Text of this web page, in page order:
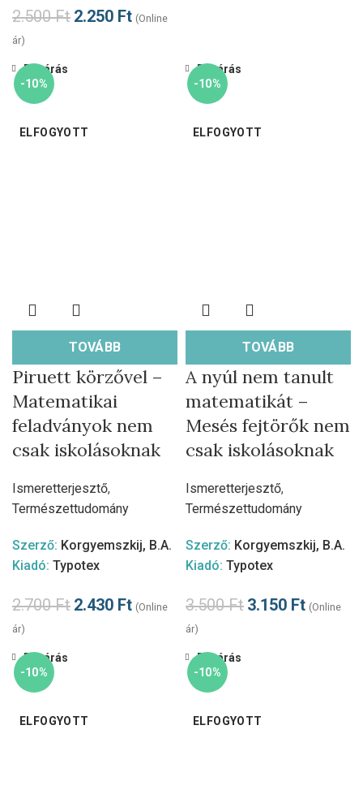
2.500Ft 2.250 Ft (Online
ár)
-10%
ELFOGYOTT
TOVÁBB
Bezárás
Piruett körzővel –
Matematikai
feladványok nem
csak iskolásoknak
Ismeretterjesztő,
Természettudomány
Szerző: Korgyemszkij, B.A.
Kiadó: Typotex
2.700Ft 2.430 Ft (Online
ár)
-10%
ELFOGYOTT
TOVÁBB
Bezárás
A nyúl nem tanult
matematikát –
Mesés fejtörők nem
csak iskolásoknak
Ismeretterjesztő,
Természettudomány
Szerző: Korgyemszkij, B.A.
Kiadó: Typotex
3.500Ft 3.150 Ft (Online
ár)
-10%
ELFOGYOTT
Bezárás
-10%
ELFOGYOTT
Bezárás